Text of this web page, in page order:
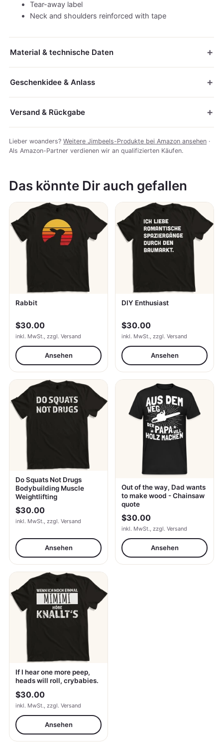
Tear-away label
Neck and shoulders reinforced with tape
Material & technische Daten
Geschenkidee & Anlass
Versand & Rückgabe
Lieber woanders? Weitere Jimbeels-Produkte bei Amazon ansehen ·
Als Amazon-Partner verdienen wir an qualifizierten Käufen.
Das könnte Dir auch gefallen
Rabbit
$30.00
inkl. MwSt., zzgl. Versand
Ansehen
DIY Enthusiast
$30.00
inkl. MwSt., zzgl. Versand
Ansehen
Do Squats Not Drugs
Bodybuilding Muscle
Weightlifting
$30.00
inkl. MwSt., zzgl. Versand
Ansehen
Out of the way, Dad wants
to make wood - Chainsaw
quote
$30.00
inkl. MwSt., zzgl. Versand
Ansehen
If I hear one more peep,
heads will roll, crybabies.
$30.00
inkl. MwSt., zzgl. Versand
Ansehen